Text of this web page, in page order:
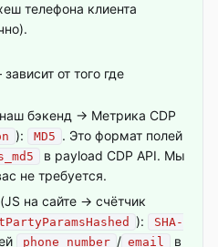
телефона клиента
от того где
бэкенд → Метрика CDP
): MD5 . Это формат полей
в payload CDP API. Мы
не требуется.
(JS на сайте → счётчик
):
SHA-
phone_number / email
в